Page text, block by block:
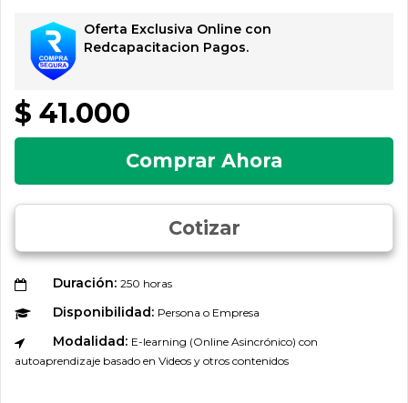
Oferta Exclusiva Online con
Redcapacitacion Pagos.
$ 41.000
Comprar Ahora
Cotizar
Duración: 250 horas
Disponibilidad: Persona o Empresa
Modalidad: E-learning (Online Asincrónico) con
autoaprendizaje basado en Videos y otros contenidos